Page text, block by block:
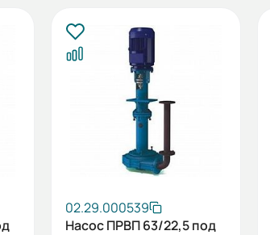
02.29.000539
Насос ПРВП 63/22,5 под